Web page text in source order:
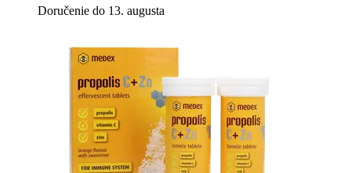
Doručenie do 13. augusta